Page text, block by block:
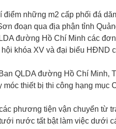
điểm những m2 cấp phối đá
đoạn qua địa phận tỉnh
đường Hồ Chí Minh các
khóa XV và đại biểu HĐND
QLDA đường Hồ Chí Minh,
móc thiết bị thi công hạng mục
phương tiện vận chuyển từ
nước tất bật làm việc dưới